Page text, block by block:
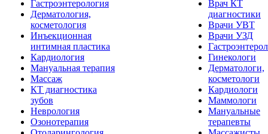
Гастроэнтерология
Дерматология,
косметология
Инъекционная
интимная пластика
Кардиология
Мануальная терапия
Массаж
КТ диагностика
зубов
Неврология
Озонотерапия
Врач КТ
диагностики
Врачи УВТ
Врачи УЗД
Гинекологи
Дерматологи,
косметологи
Кардиологи
Маммологи
Мануальные
терапевты